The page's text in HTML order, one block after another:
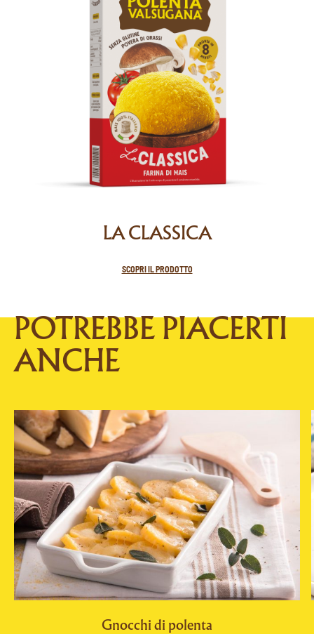
LA CLASSICA
SCOPRI IL PRODOTTO
POTREBBE PIACERTI
ANCHE
Gnocchi di polenta